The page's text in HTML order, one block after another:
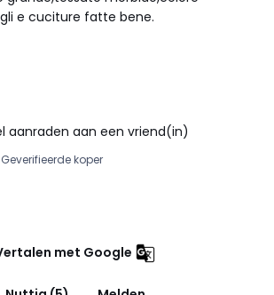
e cuciture fatte bene.
aanraden aan een vriend(in)
Geverifieerde koper
met Google